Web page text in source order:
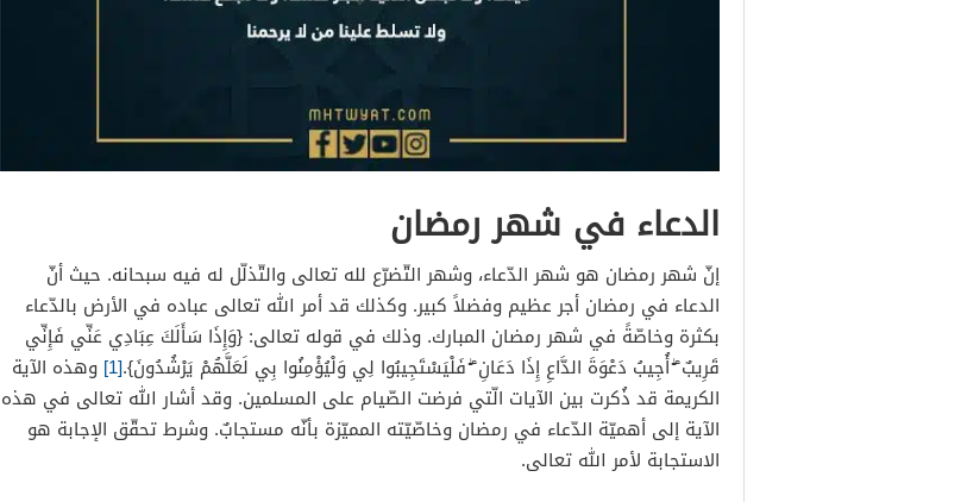
الدعاء في شهر رمضان
إنّ شهر رمضان هو شهر الدّعاء، وشهر التّضرّع لله تعالى والتّذلّل له فيه سبحانه. حيث أنّ
الدعاء في رمضان أجر عظيم وفضلاً كبير. وكذلك قد أمر الله تعالى عباده في الأرض بالدّعاء
بكثرة وخاصّةً في شهر رمضان المبارك. وذلك في قوله تعالى: {وَإِذَا سَأَلَكَ عِبَادِي عَنِّي فَإِنِّي
قَرِيبٌ ۖ أُجِيبُ دَعْوَةَ الدَّاعِ إِذَا دَعَانِ ۖ فَلْيَسْتَجِيبُوا لِي وَلْيُؤْمِنُوا بِي لَعَلَّهُمْ يَرْشُدُونَ}.[1]
وهذه الآية
الكريمة قد ذُكرت بين الآيات الّتي فرضت الصّيام على المسلمين. وقد أشار الله تعالى في هذه
الآية إلى أهميّة الدّعاء في رمضان وخاصّيّته المميّزة بأنّه مستجابٌ. وشرط تحقّق الإجابة هو
الاستجابة لأمر الله تعالى.